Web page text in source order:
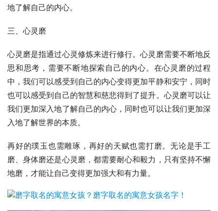
地了解自己的内心。
三、心灵磨
心灵磨是指通过心灵修炼来进行修行。心灵磨需要不断地反
思和思考，需要不断地探索自己的内心。在心灵磨的过程
中，我们可以感受到自己的内心变得更加平静和安宁，同时
也可以感受到自己的智慧和慈悲得到了提升。心灵磨可以让
我们更加深入地了解自己的内心，同时也可以让我们更加深
入地了解世界的本质。
再好的璞玉也需雕琢，再好的天赋也需打磨。无论是手工
磨、身体磨还是心灵磨，都需要耐心和毅力，只有坚持不懈
地磨，才能让自己变得更加强大和有力量。